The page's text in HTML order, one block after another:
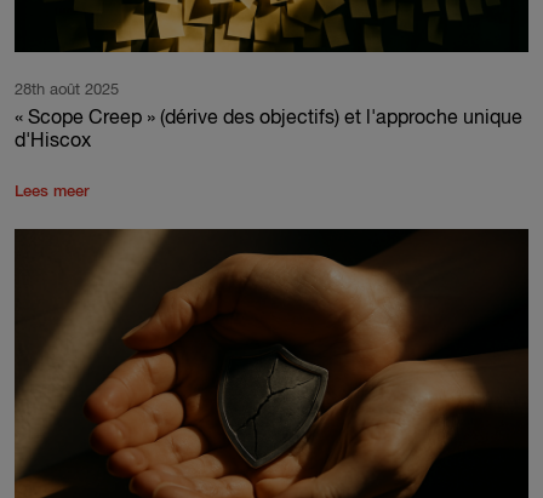
28th août 2025
« Scope Creep » (dérive des objectifs) et l'approche unique
d'Hiscox
Lees meer